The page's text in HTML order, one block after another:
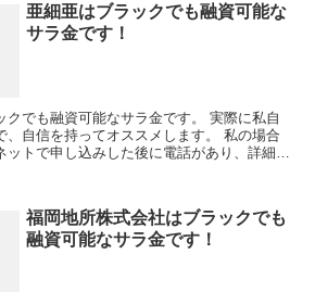
亜細亜はブラックでも融資可能な
サラ金です！
クでも融資可能なサラ金です。 実際に私自
、自信を持ってオススメします。 私の場合
トで申し込みした後に電話があり、詳細を
福岡地所株式会社はブラックでも
融資可能なサラ金です！